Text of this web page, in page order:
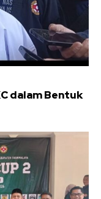
dalam Bentuk